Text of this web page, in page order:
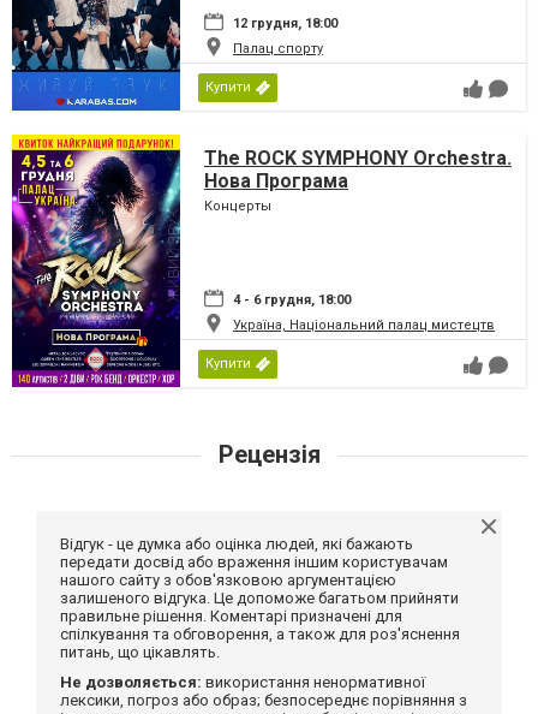
12 грудня, 18:00
Палац спорту
Купити
The ROCK SYMPHONY Orchestra.
Нова Програма
Концерты
4 - 6 грудня, 18:00
Україна, Національний палац мистецтв
Купити
Рецензія
Відгук - це думка або оцінка людей, які бажають
передати досвід або враження іншим користувачам
нашого сайту з обов'язковою аргументацією
залишеного відгука. Це допоможе багатьом прийняти
правильне рішення. Коментарі призначені для
спілкування та обговорення, а також для роз'яснення
питань, що цікавлять.
Не дозволяється: використання ненормативної
лексики, погроз або образ; безпосереднє порівняння з